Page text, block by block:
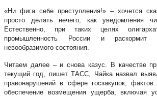
«Ни фига себе преступления!» – хочется
просто делать нечего, как уведомления
Естественно, при таких целях
промышленность России и раскормит
невообразимого состояния.
Читаем далее – и снова казус. В качестве
текущий год, пишет ТАСС, Чайка назвал
правонарушений в сфере госзакупок, фактов
обеспечение возмещения ущерба, включая